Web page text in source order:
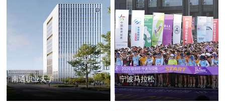
南通职业大学 宁波马拉松